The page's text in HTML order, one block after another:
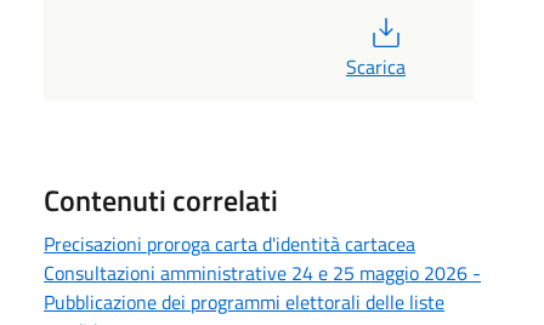
Scarica
Contenuti correlati
Precisazioni proroga carta d'identità cartacea
Consultazioni amministrative 24 e 25 maggio 2026 -
Pubblicazione dei programmi elettorali delle liste